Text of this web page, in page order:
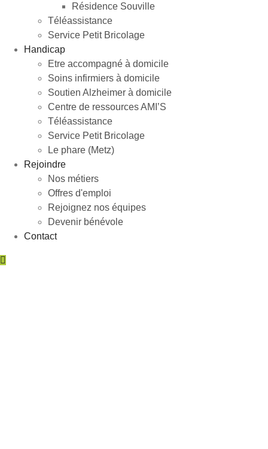
Résidence Souville
Téléassistance
Service Petit Bricolage
Handicap
Etre accompagné à domicile
Soins infirmiers à domicile
Soutien Alzheimer à domicile
Centre de ressources AMI’S
Téléassistance
Service Petit Bricolage
Le phare (Metz)
Rejoindre
Nos métiers
Offres d'emploi
Rejoignez nos équipes
Devenir bénévole
Contact